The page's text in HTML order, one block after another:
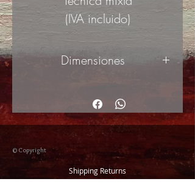
(IVA incluido)
Dimensiones
© Copyright
Shipping Returns